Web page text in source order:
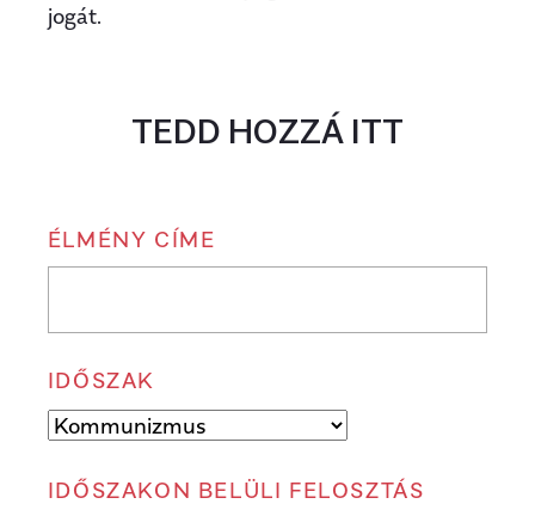
jogát.
TEDD HOZZÁ ITT
ÉLMÉNY CÍME
IDŐSZAK
IDŐSZAKON BELÜLI FELOSZTÁS